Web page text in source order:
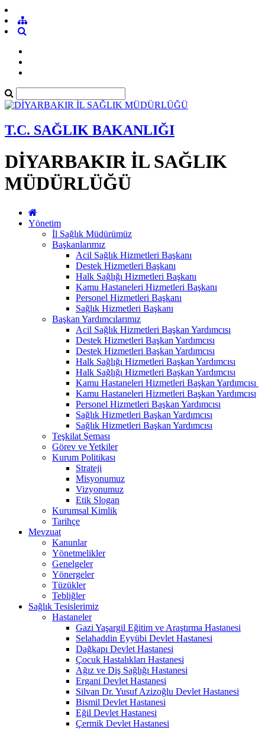
T.C. SAĞLIK BAKANLIĞI
DİYARBAKIR İL SAĞLIK
MÜDÜRLÜĞÜ
Yönetim
İl Sağlık Müdürümüz
Başkanlarımız
Acil Sağlık Hizmetleri Başkanı
Destek Hizmetleri Başkanı
Halk Sağlığı Hizmetleri Başkanı
Kamu Hastaneleri Hizmetleri Başkanı
Personel Hizmetleri Başkanı
Sağlık Hizmetleri Başkanı
Başkan Yardımcılarımız
Acil Sağlık Hizmetleri Başkan Yardımcısı
Destek Hizmetleri Başkan Yardımcısı
Destek Hizmetleri Başkan Yardımcısı
Halk Sağlığı Hizmetleri Başkan Yardımcısı
Halk Sağlığı Hizmetleri Başkan Yardımcısı
Kamu Hastaneleri Hizmetleri Başkan Yardımcısı ​
Kamu Hastaneleri Hizmetleri Başkan Yardımcısı
Personel Hizmetleri Başkan Yardımcısı
Sağlık Hizmetleri Başkan Yardımcısı
Sağlık Hizmetleri Başkan Yardımcısı
Teşkilat Şeması
Görev ve Yetkiler
Kurum Politikası
Strateji
Misyonumuz
Vizyonumuz
Etik Slogan
Kurumsal Kimlik
Tarihçe
Mevzuat
Kanunlar
Yönetmelikler
Genelgeler
Yönergeler
Tüzükler
Tebliğler
Sağlık Tesislerimiz
Hastaneler
Gazi Yaşargil Eğitim ve Araştırma Hastanesi
Selahaddin Eyyübi Devlet Hastanesi
Dağkapı Devlet Hastanesi
Çocuk Hastalıkları Hastanesi
Ağız ve Diş Sağlığı Hastanesi
Ergani Devlet Hastanesi
Silvan Dr. Yusuf Azizoğlu Devlet Hastanesi
Bismil Devlet Hastanesi
Eğil Devlet Hastanesi
Çermik Devlet Hastanesi